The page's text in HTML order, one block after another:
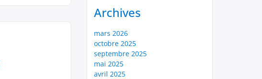
Archives
mars 2026
octobre 2025
septembre 2025
mai 2025
avril 2025